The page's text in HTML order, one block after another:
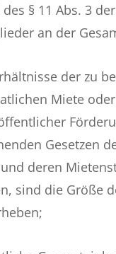
des § 11 Abs. 3
an der
der zu
Miete
Gesetzen
deren
sind die Größe